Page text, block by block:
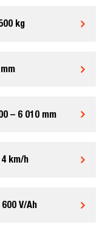
kg
– 6 010 mm
km/h
V/Ah